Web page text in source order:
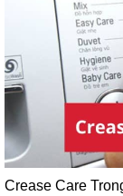
Crease Care